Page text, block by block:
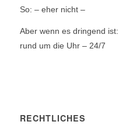
So: – eher nicht –
Aber wenn es dringend ist:
rund um die Uhr – 24/7
RECHTLICHES